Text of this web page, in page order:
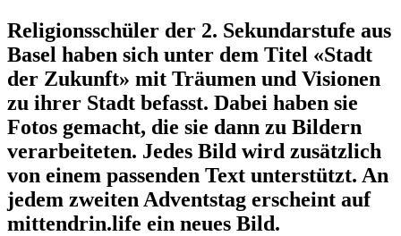
Religionsschüler der 2. Sekundarstufe aus
Basel haben sich unter dem Titel «Stadt
der Zukunft» mit Träumen und Visionen
zu ihrer Stadt befasst. Dabei haben sie
Fotos gemacht, die sie dann zu Bildern
verarbeiteten. Jedes Bild wird zusätzlich
von einem passenden Text unterstützt. An
jedem zweiten Adventstag erscheint auf
mittendrin.life ein neues Bild.